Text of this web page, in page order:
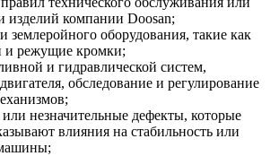
изделий компании Doosan;
землеройного оборудования, такие как
и режущие кромки;
и гидравлической систем,
обследование и регулирование
незначительные дефекты, которые
влияния на стабильность или